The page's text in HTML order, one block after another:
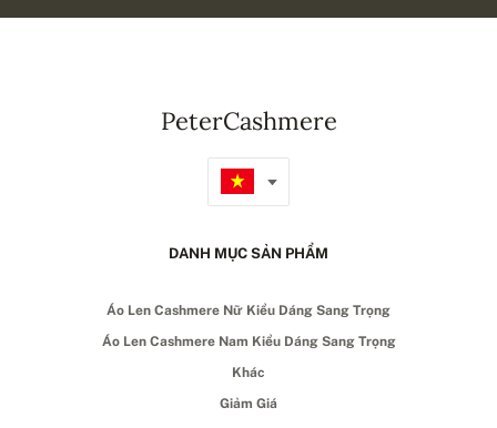
PeterCashmere
DANH MỤC SẢN PHẨM
Áo Len Cashmere Nữ Kiểu Dáng Sang Trọng
Áo Len Cashmere Nam Kiểu Dáng Sang Trọng
Khác
Giảm Giá